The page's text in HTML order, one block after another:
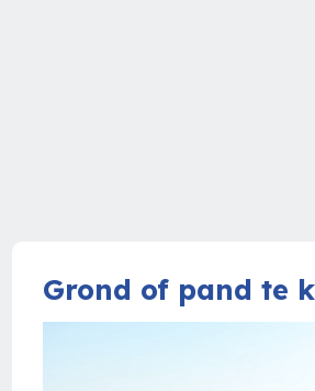
Grond of pand te